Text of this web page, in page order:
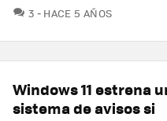
3 COMENTARIOS
HACE 5 AÑOS
Windows 11 estrena
sistema de avisos si